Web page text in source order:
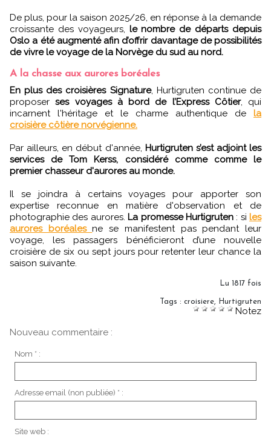
De plus, pour la saison 2025/26, en réponse à la demande
croissante des voyageurs, le nombre de départs depuis
Oslo a été augmenté afin d’offrir davantage de possibilités
de vivre le voyage de la Norvège du sud au nord.
A la chasse aux aurores boréales
En plus des croisières Signature, Hurtigruten continue de
proposerses voyages à bord de l’Express Côtier, qui
incarnent l'héritage et le charme authentique de la
croisière côtière norvégienne.
Par ailleurs, en début d'année, Hurtigruten s’est adjoint les
services de Tom Kerss, considéré comme comme le
premier chasseur d'aurores au monde.
Il se joindra à certains voyages pour apporter son
expertise reconnue en matière d'observation et de
photographie des aurores. La promesse Hurtigruten: si les
aurores boréalesne se manifestent pas pendant leur
voyage, les passagers bénéficieront d’une nouvelle
croisière de six ou sept jours pour retenter leur chance la
saison suivante.
Lu 1817 fois
Tags : croisiere, Hurtigruten
Notez
Nouveau commentaire :
Nom * :
Adresse email (non publiée) * :
Site web :